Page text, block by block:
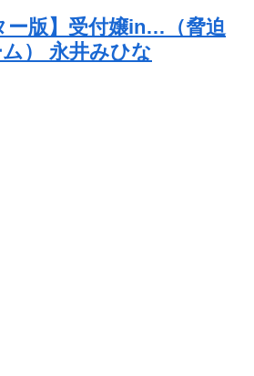
ー版】受付嬢in…（脅迫
） 永井みひな